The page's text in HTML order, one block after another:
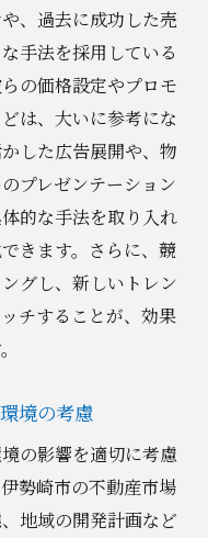
の影響
影響を考える
却戦略の調整
管理の手法
るための準備
ムーズに進めるた
るステップ
引の進め方
産エージェント
ムーズに行う方
合意形成
ップ戦略
、過去に成功した売
手法を採用している
の価格設定やプロモ
は、大いに参考にな
した広告展開や、物
プレゼンテーション
的な手法を取り入れ
きます。さらに、競
グし、新しいトレン
チすることが、効果
境の考慮
の影響を適切に考慮
勢崎市の不動産市場
地域の開発計画など